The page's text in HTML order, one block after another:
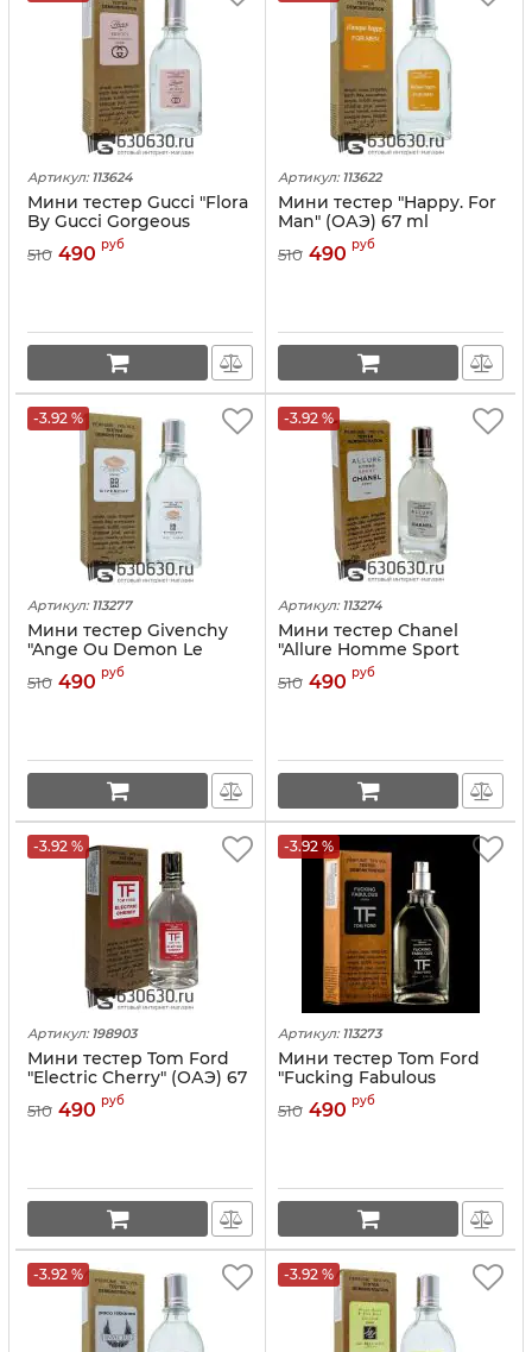
Артикул: 113624
Мини тестер Gucci "Flora
By Gucci Gorgeous
Gardenia" (ОАЭ) 67 ml
510 490 руб
Артикул: 113622
Мини тестер "Happy. For
Man" (ОАЭ) 67 ml
510 490 руб
-3.92 %
Артикул: 113277
Мини тестер Givenchy
"Ange Ou Demon Le
Secret" (ОАЭ) 67 ml
510 490 руб
-3.92 %
Артикул: 113274
Мини тестер Chanel
"Allure Homme Sport
Man" (ОАЭ) 67 ml
510 490 руб
-3.92 %
Артикул: 198903
Мини тестер Tom Ford
"Electric Cherry" (ОАЭ) 67
510 490 руб
-3.92 %
Артикул: 113273
Мини тестер Tom Ford
"Fucking Fabulous
Unisex" (ОАЭ) 67 ml
510 490 руб
-3.92 % -3.92 %